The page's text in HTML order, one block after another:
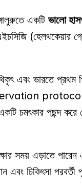
একটি ভালো
(হেলথকেয়ার
এবং ভারতে
protocols) এবং
একটি চমৎকার পছন্দ
চিকিৎসা পরবর্তী